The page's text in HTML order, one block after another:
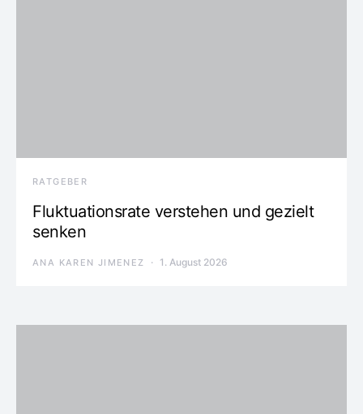
RATGEBER
Fluktuationsrate verstehen und gezielt
senken
ANA KAREN JIMENEZ 1. August 2026